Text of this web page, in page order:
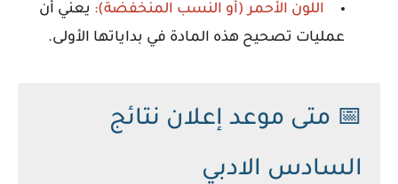
اللون الأحمر (أو النسب المنخفضة): يعني أن
عمليات تصحيح هذه المادة في بداياتها الأولى.
📅 متى موعد إعلان نتائج
السادس الادبي